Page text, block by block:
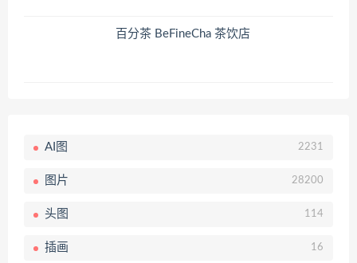
百分茶 BeFineCha 茶饮店
AI图 2231
图片 28200
头图 114
插画 16